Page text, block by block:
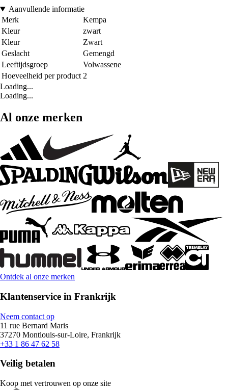
Aanvullende informatie
Merk
Kempa
Kleur
zwart
Kleur
Zwart
Geslacht
Gemengd
Leeftijdsgroep
Volwassene
Hoeveelheid per product 2
Loading...
Loading...
Al onze merken
Ontdek al onze merken
Klantenservice in Frankrijk
Neem contact op
11 rue Bernard Maris
37270 Montlouis-sur-Loire, Frankrijk
+33 1 86 47 62 58
Veilig betalen
Koop met vertrouwen op onze site